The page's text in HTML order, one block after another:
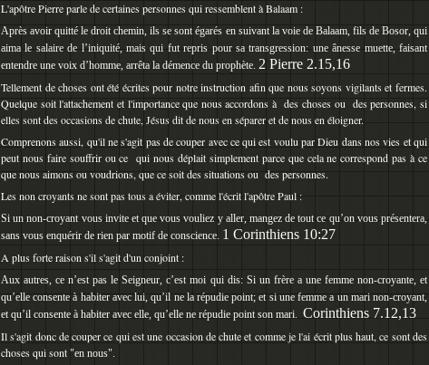
L'apôtre Pierre parle de certaines personnes qui ressemblent à Balaam :
Après avoir quitté le droit chemin, ils se sont égarés en suivant la voie de Balaam, fils de Bosor, qui
aima le salaire de l’iniquité, mais qui fut repris pour sa transgression: une ânesse muette, faisant
entendre une voix d’homme, arrêta la démence du prophète. 2 Pierre 2.15,16
Tellement de choses ont été écrites pour notre instruction afin que nous soyons vigilants et fermes.
Quelque soit l'attachement et l'importance que nous accordons à des choses ou des personnes, si
elles sont des occasions de chute, Jésus dit de nous en séparer et de nous en éloigner.
Comprenons aussi, qu'il ne s'agit pas de couper avec ce qui est voulu par Dieu dans nos vies et qui
peut nous faire souffrir ou ce qui nous déplait simplement parce que cela ne correspond pas à ce
que nous aimons ou voudrions, que ce soit des situations ou des personnes.
Les non croyants ne sont pas tous a éviter, comme l'écrit l'apôtre Paul :
Si un non-croyant vous invite et que vous vouliez y aller, mangez de tout ce qu’on vous présentera,
sans vous enquérir de rien par motif de conscience. 1 Corinthiens 10:27
A plus forte raison s'il s'agit d'un conjoint :
Aux autres, ce n’est pas le Seigneur, c’est moi qui dis: Si un frère a une femme non-croyante, et
qu’elle consente à habiter avec lui, qu’il ne la répudie point; et si une femme a un mari non-croyant,
et qu’il consente à habiter avec elle, qu’elle ne répudie point son mari. Corinthiens 7.12,13
Il s'agit donc de couper ce qui est une occasion de chute et comme je l'ai écrit plus haut, ce sont des
choses qui sont "en nous".